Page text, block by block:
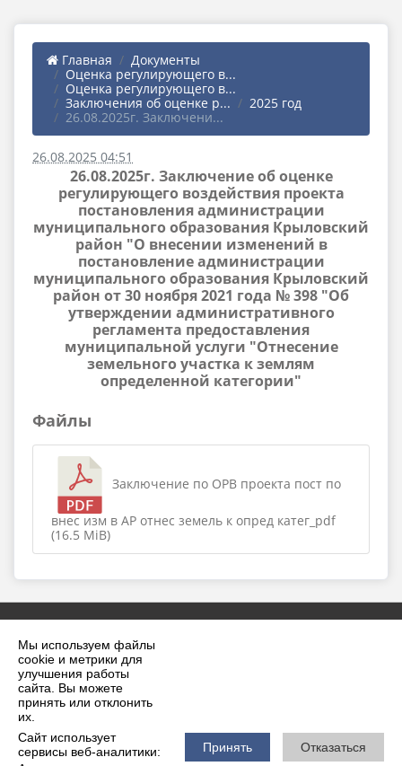
Мы используем файлы
cookie и метрики для
улучшения работы
сайта. Вы можете
принять или отклонить
их.
Сайт использует
сервисы веб-аналитики:
Принять Отказаться
Главная
Документы
Оценка регулирующего в...
Оценка регулирующего в...
Заключения об оценке р...
2025 год
26.08.2025г. Заключени...
26.08.2025 04:51
26.08.2025г. Заключение об оценке
регулирующего воздействия проекта
постановления администрации
муниципального образования Крыловский
район "О внесении изменений в
постановление администрации
муниципального образования Крыловский
район от 30 ноября 2021 года № 398 "Об
утверждении административного
регламента предоставления
муниципальной услуги "Отнесение
земельного участка к землям
определенной категории"
Файлы
Заключение по ОРВ проекта пост по
внес изм в АР отнес земель к опред катег_pdf
(16.5 MiB)
2026 г. krilovskaya.ru
Вход
Карта сайта
Политика обработки персональных данных